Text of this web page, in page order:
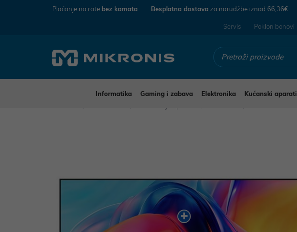
Plaćanje na rate bez kamata Besplatna dostava za narudžbe iznad 66,36€
Servis Poklon bonovi
Informatika Gaming i zabava Elektronika Kućanski aparati